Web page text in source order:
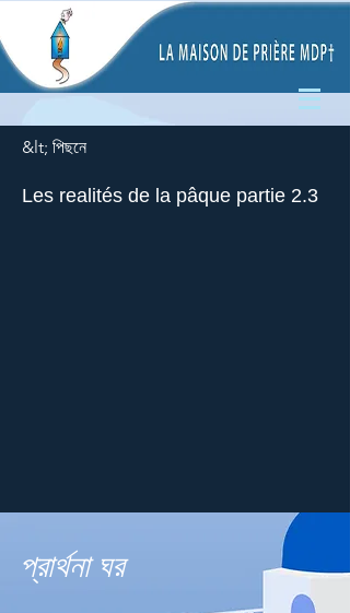
&lt; পিছনে
Les realités de la pâque partie 2.3
প্রার্থনা ঘর